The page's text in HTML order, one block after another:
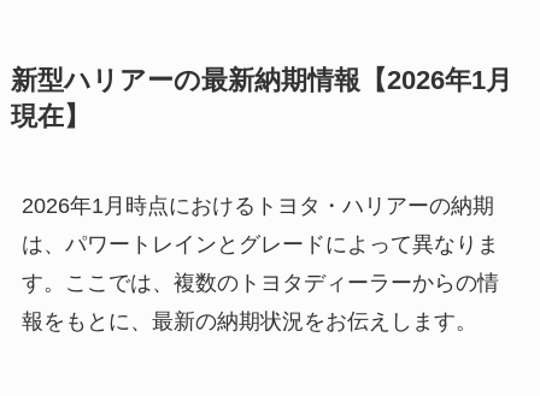
新型ハリアーの最新納期情報【2026年1月
現在】
2026年1月時点におけるトヨタ・ハリアーの納期
は、パワートレインとグレードによって異なりま
す。ここでは、複数のトヨタディーラーからの情
報をもとに、最新の納期状況をお伝えします。